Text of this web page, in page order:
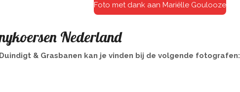
Foto met dank aan Mariëlle Goulooze
Nederland
& Grasbanen kan je vinden bij de volgende fotografen: